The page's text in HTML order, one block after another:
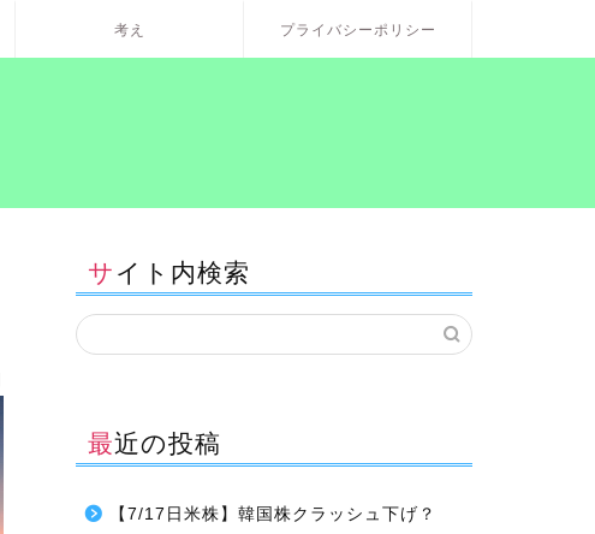
考え プライバシーポリシー
サイト内検索
最近の投稿
【7/17日米株】韓国株クラッシュ下げ？